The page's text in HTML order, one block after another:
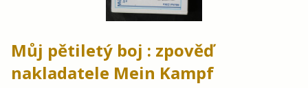
Můj pětiletý boj : zpověď
nakladatele Mein Kampf